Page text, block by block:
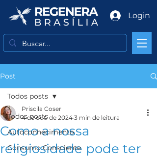
Login
Post
Todos posts
Autoconhecimento
Consumo Consciente
Todos posts
Como a nossa
religiosidade pode ter
Priscila Coser
4 de out. de 2024 3 min de leitura